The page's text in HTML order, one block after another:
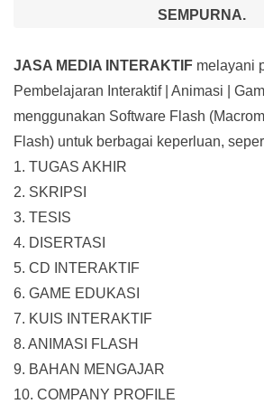
SEMPURNA.
JASA MEDIA INTERAKTIF melayani
Pembelajaran Interaktif| Animasi |
menggunakan Software Flash
Flash) untuk berbagai keperluan,
1. TUGAS AKHIR
2. SKRIPSI
3. TESIS
4. DISERTASI
5. CD INTERAKTIF
6. GAME EDUKASI
7. KUIS INTERAKTIF
8. ANIMASI FLASH
9. BAHAN MENGAJAR
10. COMPANY PROFILE